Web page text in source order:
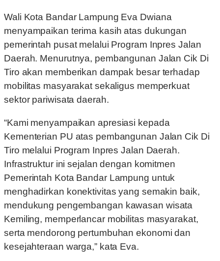
Wali Kota Bandar Lampung Eva Dwiana
menyampaikan terima kasih atas dukungan
pemerintah pusat melalui Program Inpres Jalan
Daerah. Menurutnya, pembangunan Jalan Cik Di
Tiro akan memberikan dampak besar terhadap
mobilitas masyarakat sekaligus memperkuat
sektor pariwisata daerah.
“Kami menyampaikan apresiasi kepada
Kementerian PU atas pembangunan Jalan Cik Di
Tiro melalui Program Inpres Jalan Daerah.
Infrastruktur ini sejalan dengan komitmen
Pemerintah Kota Bandar Lampung untuk
menghadirkan konektivitas yang semakin baik,
mendukung pengembangan kawasan wisata
Kemiling, memperlancar mobilitas masyarakat,
serta mendorong pertumbuhan ekonomi dan
kesejahteraan warga,” kata Eva.